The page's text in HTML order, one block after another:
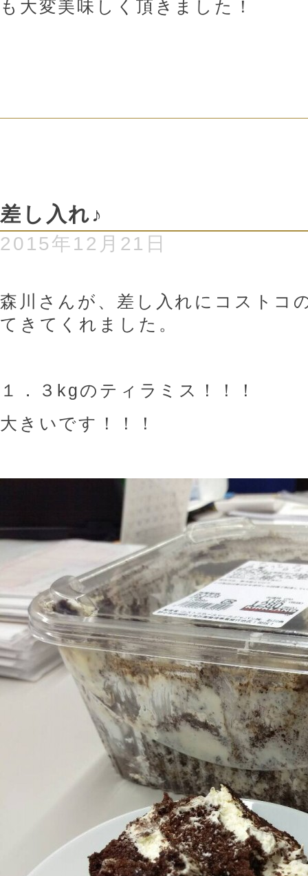
も大変美味しく頂きました！
差し入れ♪
2015年12月21日
森川さんが、差し入れにコストコ
てきてくれました。
１．３kgのティラミス！！！
大きいです！！！